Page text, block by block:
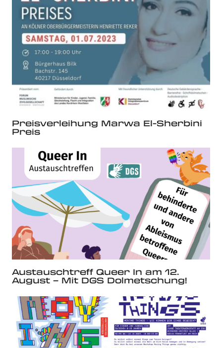
Preisverleihung Marwa El-Sherbini
Preis
Austauschtreff Queer In am 12.
August – Mit DGS Dolmetschung!